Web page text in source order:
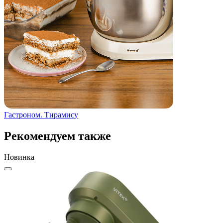
Гастроном. Тирамису
Рекомендуем также
Новинка